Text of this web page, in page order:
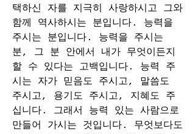
택하신 자를 지극히 사랑하시고 그와
함께 역사하시는 분입니다. 능력을
주시는 분입니다. 능력을 주시는
분, 그 분 안에서 내가 무엇이든지
할 수 있다는 고백입니다. 능력 주
시는 자가 믿음도 주시고, 말씀도
주시고, 용기도 주시고, 지혜도 주
십니다. 그래서 능력 있는 사람으로
만들어 가시는 것입니다. 무엇보다도